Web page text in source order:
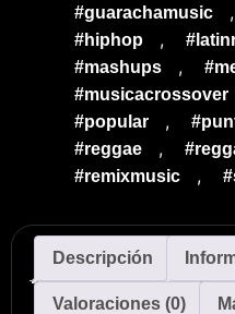
#guarachamusic ,
#hiphop ,
#mashups ,
#musicacrossover
#popular ,
#reggae ,
#remixmusic ,
Descripción
Valoraciones (0)